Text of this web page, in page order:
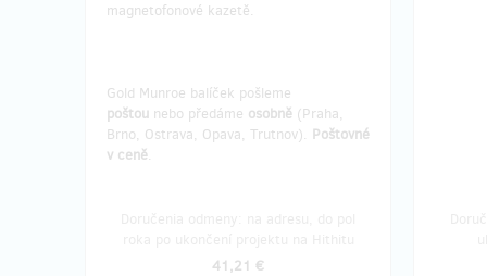
magnetofonové kazetě.
Gold Munroe balíček pošleme
poštou nebo předáme osobně (Praha,
Brno, Ostrava, Opava, Trutnov). Poštovné
v ceně.
41,21 €